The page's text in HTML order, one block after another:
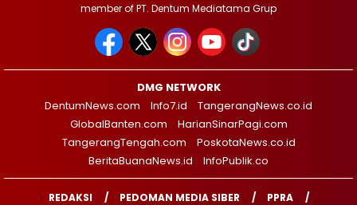
member of PT. Dentum Mediatama Grup
DMG NETWORK
DentumNews.com
Info7.id
TangerangNews.co.id
GlobalBanten.com
HarianSinarPagi.com
TangerangTengah.com
PoskotaNews.co.id
BeritaBuanaNews.id
InfoPublik.co
REDAKSI PEDOMAN MEDIA SIBER
PPRA